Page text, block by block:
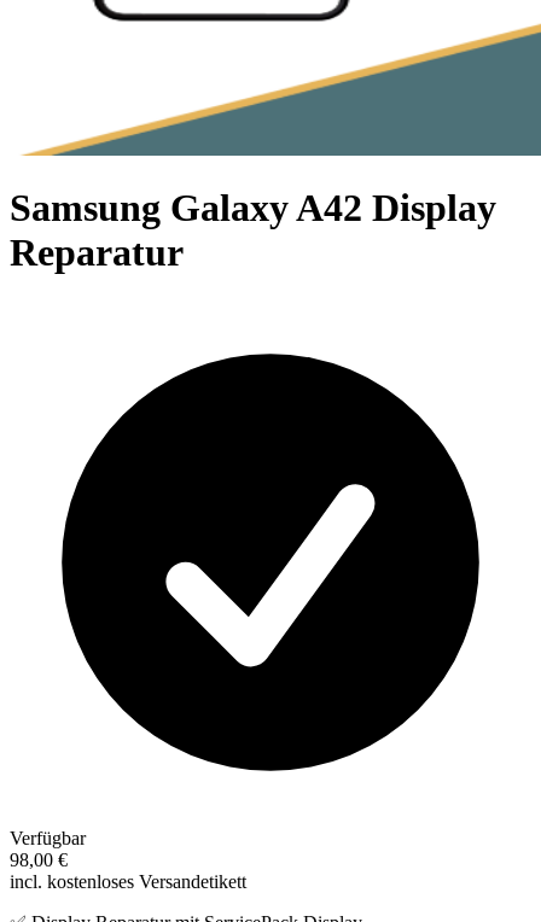
Samsung Galaxy A42 Display
Reparatur
Verfügbar
98,00 €
incl. kostenloses Versandetikett